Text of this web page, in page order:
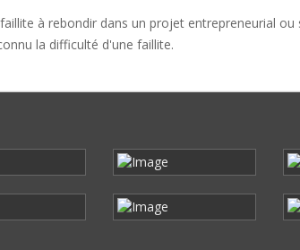
à rebondir dans un projet entrepreneurial ou
la difficulté d'une faillite.